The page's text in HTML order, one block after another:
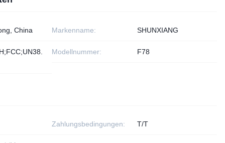
China Markenname: SHUNXIANG
Modellnummer: F78
Zahlungsbedingungen: T/T